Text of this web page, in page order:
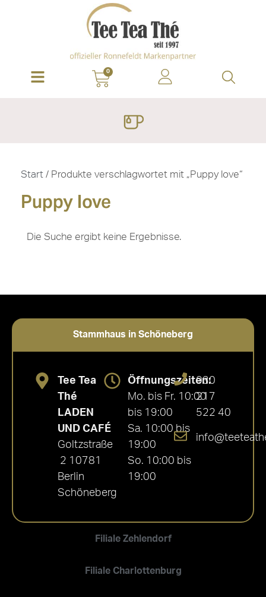
0
Start / Produkte verschlagwortet mit „Puppy love“
Puppy love
Die Suche ergibt keine Ergebnisse.
Stammhaus in Schöneberg
Filiale Zehlendorf
Filiale Charlottenburg
Tee Tea
Thé
LADEN
UND CAFÉ
Goltzstraße
2 10781
Berlin
Schöneberg
Öffnungszeiten:
Mo. bis Fr. 10:00
bis 19:00
Sa. 10:00 bis
19:00
So. 10:00 bis
19:00
030
217
522 40